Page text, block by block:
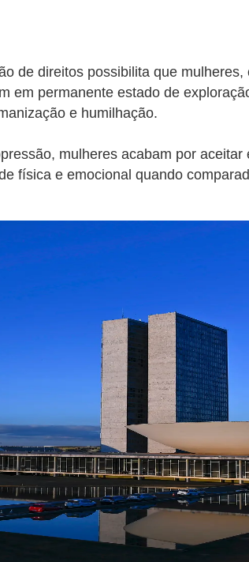
de direitos possibilita que
permanente estado de
e humilhação.
mulheres acabam por
física e emocional quando